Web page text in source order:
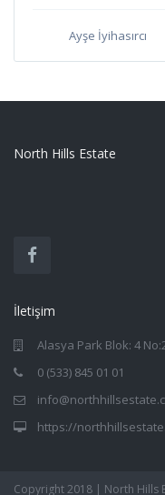
Ayşe İyihasırcı
North Hills Estate
İletişim
Alasya Park Blok: 4
0 (533) 845 01 01
https://
Copyright 2018 | North Hills